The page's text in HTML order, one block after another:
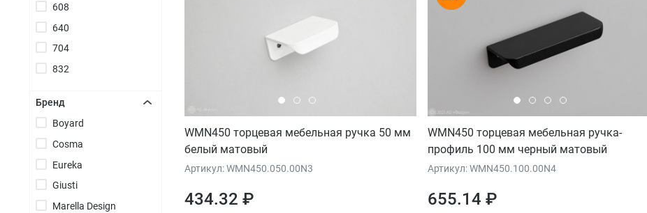
608
640
704
832
Бренд
Boyard
Cosma
Eureka
Giusti
Marella Design
WMN450 торцевая мебельная ручка 50 мм
белый матовый
Артикул: WMN450.050.00N3
434.32 ₽
WMN450 торцевая мебельная ручка-
профиль 100 мм черный матовый
Артикул: WMN450.100.00N4
655.14 ₽